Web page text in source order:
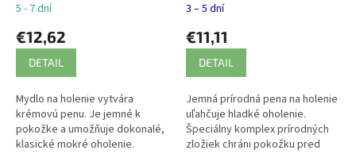
5 - 7 dní
€12,62
DETAIL
Mydlo na holenie vytvára
krémovú penu. Je jemné k
pokožke a umožňuje dokonalé,
klasické mokré oholenie.
3 – 5 dní
€11,11
DETAIL
Jemná prírodná pena na holenie
uľahčuje hladké oholenie.
Špeciálny komplex prírodných
zložiek chráni pokožku pred